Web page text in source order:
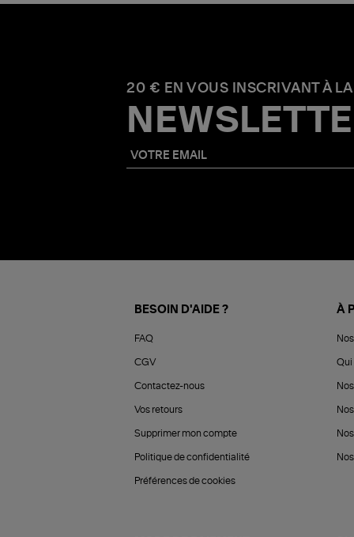
20 € EN VOUS INSCRIVANT À LA
BESOIN D'AIDE ?
FAQ
CGV
Contactez-nous
Vos retours
Supprimer mon compte
Politique de confidentialité
Préférences de cookies
À
Qui